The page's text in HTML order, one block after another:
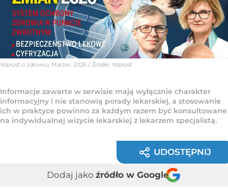
Wprost o zdrowiu. Marzec 2026 / Źródło: Wprost
Informacje zawarte w serwisie mają wyłącznie charakter
informacyjny i nie stanowią porady lekarskiej, a stosowanie
ich w praktyce powinno za każdym razem być konsultowane
na indywidualnej wizycie lekarskiej z lekarzem specjalistą.
UDOSTĘPNIJ
Dodaj jako źródło w Google